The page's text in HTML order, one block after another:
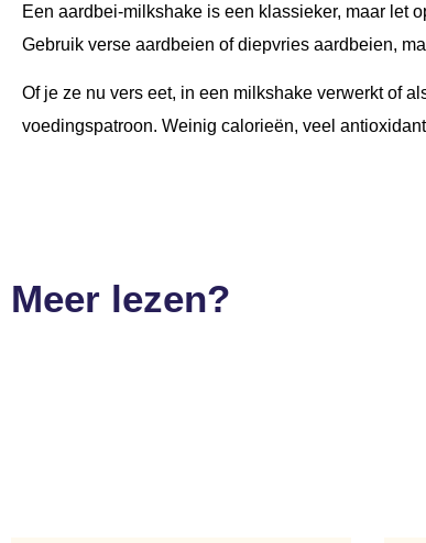
Een aardbei-milkshake is een klassieker, maar let
Gebruik verse aardbeien of diepvries aardbeien,
Of je ze nu vers eet, in een milkshake verwerkt of
voedingspatroon. Weinig calorieën, veel
Meer lezen?